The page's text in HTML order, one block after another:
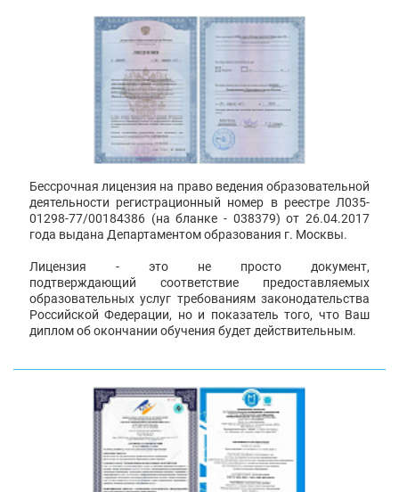
Бессрочная лицензия на право ведения образовательной
деятельности регистрационный номер в реестре Л035-
01298-77/00184386 (на бланке - 038379) от 26.04.2017
года выдана Департаментом образования г. Москвы.
Лицензия - это не просто документ,
подтверждающий соответствие предоставляемых
образовательных услуг требованиям законодательства
Российской Федерации, но и показатель того, что Ваш
диплом об окончании обучения будет действительным.